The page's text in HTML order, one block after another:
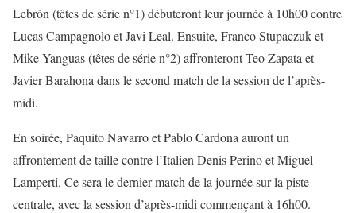
Lebrón (têtes de série n°1) débuteront leur journée à 10h00 contre
Lucas Campagnolo et Javi Leal. Ensuite, Franco Stupaczuk et
Mike Yanguas (têtes de série n°2) affronteront Teo Zapata et
Javier Barahona dans le second match de la session de l’après-
midi.
En soirée, Paquito Navarro et Pablo Cardona auront un
affrontement de taille contre l’Italien Denis Perino et Miguel
Lamperti. Ce sera le dernier match de la journée sur la piste
centrale, avec la session d’après-midi commençant à 16h00.